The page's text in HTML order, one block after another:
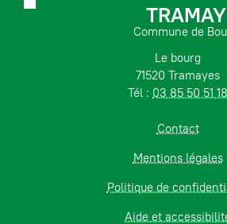
Commune de
Le bourg
71520 Tramayes
Tél : 03 85 50 51 18
Contact
Mentions légales
Politique de
Aide et